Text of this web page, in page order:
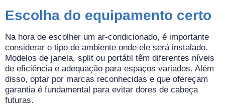
Escolha do equipamento certo
Na hora de escolher um ar-condicionado, é importante
considerar o tipo de ambiente onde ele será instalado.
Modelos de janela, split ou portátil têm diferentes níveis
de eficiência e adequação para espaços variados. Além
disso, optar por marcas reconhecidas e que ofereçam
garantia é fundamental para evitar dores de cabeça
futuras.